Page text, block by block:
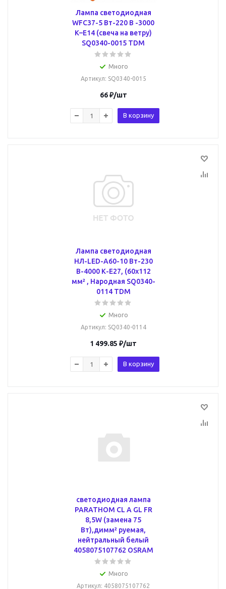
Лампа светодиодная
WFC37-5 Вт-220 В -3000
К–E14 (свеча на ветру)
SQ0340-0015 TDM
Много
Артикул: SQ0340-0015
66₽/шт
В корзину
Лампа светодиодная
НЛ-LED-A60-10 Вт-230
В-4000 К-Е27, (60х112
мм² , Народная SQ0340-
0114 TDM
Много
Артикул: SQ0340-0114
1 499.85 ₽/шт
В корзину
светодиодная лампа
PARATHOM CL A GL FR
8,5W (замена 75
Вт),димм² руемая,
нейтральный белый
4058075107762 OSRAM
Много
Артикул: 4058075107762